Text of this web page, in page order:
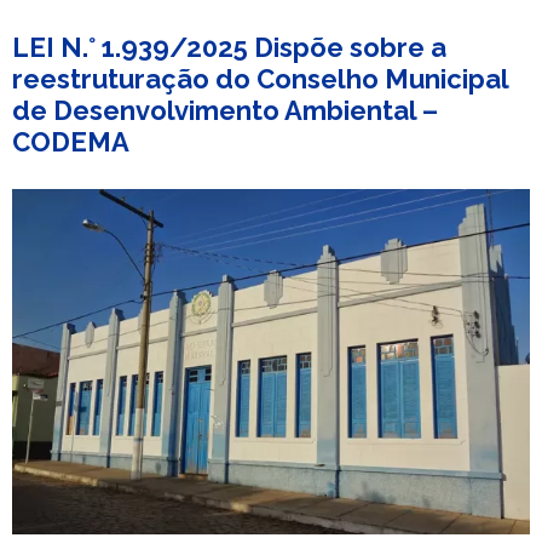
LEI N.° 1.939/2025 Dispõe sobre a
reestruturação do Conselho Municipal
de Desenvolvimento Ambiental –
CODEMA